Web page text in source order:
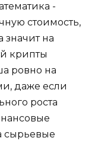
-
стоимость,
значит на
крипты
ровно на
даже если
роста
сырьевые